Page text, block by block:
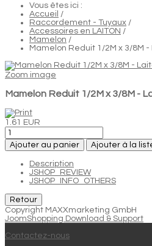
Vous êtes ici :
Accueil /
Raccordement - Tuyaux /
Accessoires en LAITON /
Mamelon /
Mamelon Reduit 1/2M x 3/8M -
Zoom image
Mamelon Reduit 1/2M x 3/8M -
1.61 EUR
Ajouter au panier Ajouter à la
Description
JSHOP_REVIEW
JSHOP_INFO_OTHERS
Copyright MAXXmarketing GmbH
JoomShopping Download & Support
Contactez-nous